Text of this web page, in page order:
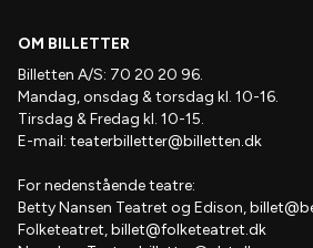
OM BILLETTER
Billetten A/S: 70 20 20 96.
Mandag, onsdag & torsdag kl. 10-16.
Tirsdag & Fredag kl. 10-15.
E-mail: teaterbilletter@billetten.dk
For nedenstående teatre:
Betty Nansen Teatret og Edison,
Folketeatret,billet@folketeatret.dk